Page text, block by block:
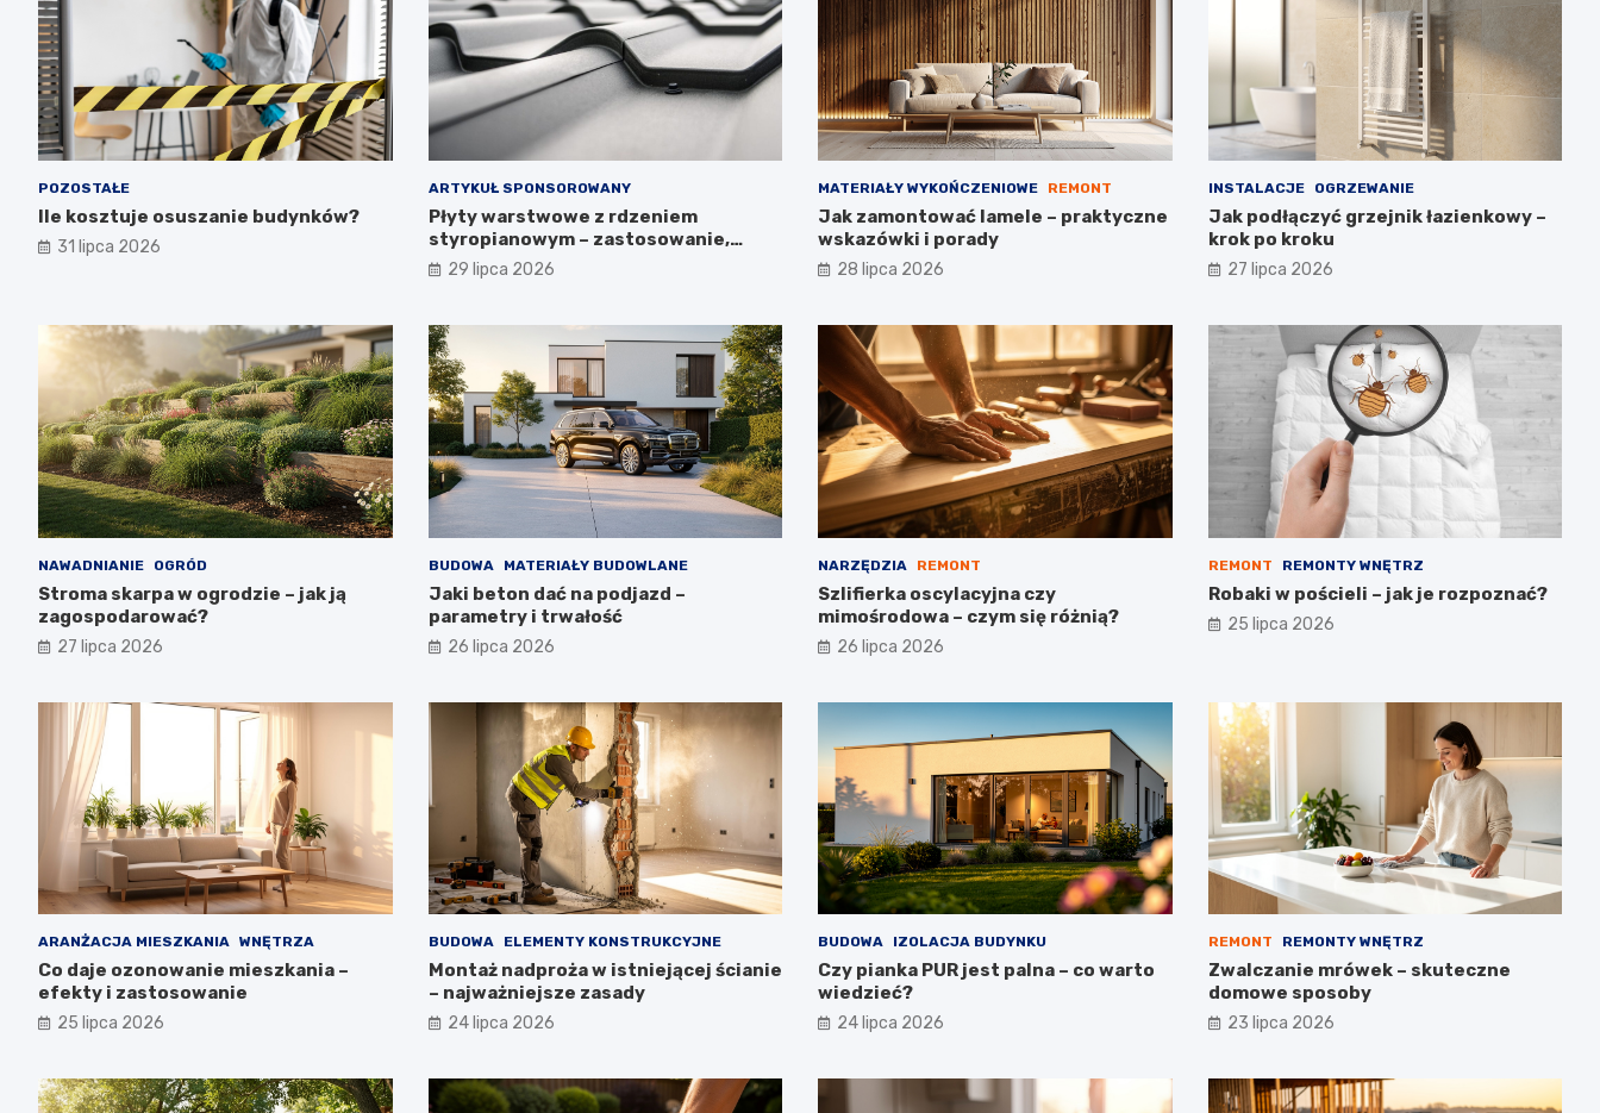
POZOSTAŁE
Ile kosztuje osuszanie budynków?
31 lipca 2026
ARTYKUŁ SPONSOROWANY
Płyty warstwowe z rdzeniem
styropianowym – zastosowanie,
budowa i parametry
29 lipca 2026
MATERIAŁY WYKOŃCZENIOWE REMONT
Jak zamontować lamele – praktyczne
wskazówki i porady
28 lipca 2026
INSTALACJE OGRZEWANIE
Jak podłączyć grzejnik łazienkowy –
krok po kroku
27 lipca 2026
NAWADNIANIE OGRÓD
Stroma skarpa w ogrodzie – jak ją
zagospodarować?
27 lipca 2026
BUDOWA MATERIAŁY BUDOWLANE
Jaki beton dać na podjazd –
parametry i trwałość
26 lipca 2026
NARZĘDZIA REMONT
Szlifierka oscylacyjna czy
mimośrodowa – czym się różnią?
26 lipca 2026
REMONT REMONTY WNĘTRZ
Robaki w pościeli – jak je rozpoznać?
25 lipca 2026
ARANŻACJA MIESZKANIA WNĘTRZA
Co daje ozonowanie mieszkania –
efekty i zastosowanie
25 lipca 2026
BUDOWA ELEMENTY KONSTRUKCYJNE
Montaż nadproża w istniejącej ścianie
– najważniejsze zasady
24 lipca 2026
BUDOWA IZOLACJA BUDYNKU
Czy pianka PUR jest palna – co warto
wiedzieć?
24 lipca 2026
REMONT REMONTY WNĘTRZ
Zwalczanie mrówek – skuteczne
domowe sposoby
23 lipca 2026